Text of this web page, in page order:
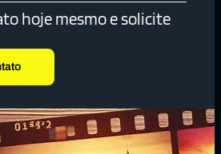
hoje mesmo e solicite